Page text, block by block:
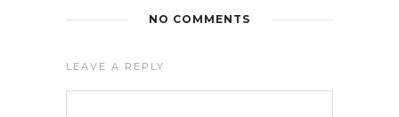
NO COMMENTS
LEAVE A REPLY